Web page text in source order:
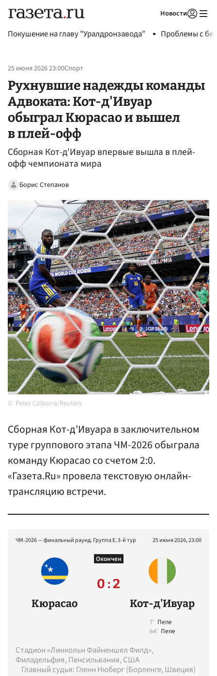
Новости
Покушение на главу "Уралдронзавода" Проблемы с
25 июня 2026 23:00Спорт
Рухнувшие надежды команды
Адвоката: Кот-д'Ивуар
обыграл Кюрасао и вышел
в плей-офф
Сборная Кот-д'Ивуар впервые вышла в плей-
офф чемпионата мира
Борис Степанов
Peter Cziborra/Reuters
Сборная Кот-д'Ивуара в заключительном
туре группового этапа ЧМ-2026 обыграла
команду Кюрасао со счетом 2:0.
«Газета.Ru» провела текстовую онлайн-
трансляцию встречи.
ЧМ-2026 — финальный раунд. Группа E. 3-й тур 25 июня 2026, 23:00
Кюрасао
Окончен
0 : 2
Кот-д'Ивуар
7' Пепе
64' Пепе
Стадион «Линкольн Файненшел Филд»,
Филадельфия, Пенсильвания, США
Главный судья: Гленн Нюберг (Борленге, Швеция)